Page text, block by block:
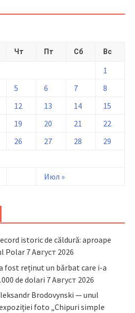
Чт Пт Сб Вс
Июл »
1
5 6 7
8
12 13 14
15
19 20 21
22
26 27 28
29
istoric de căldură: aproape
Polar 7 Август 2026
fost reținut un bărbat care i-a
de dolari 7 Август 2026
Brodovynski — unul
foto „Chipuri simple